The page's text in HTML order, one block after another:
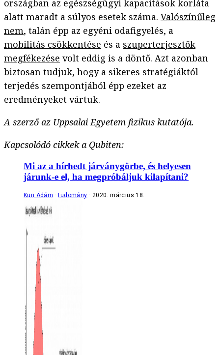
országban az egészségügyi kapacitások korláta
alatt maradt a súlyos esetek száma. Valószínűleg
nem, talán épp az egyéni odafigyelés, a
mobilitás csökkentése és a szuperterjesztők
megfékezése volt eddig is a döntő. Azt azonban
biztosan tudjuk, hogy a sikeres stratégiáktól
terjedés szempontjából épp ezeket az
eredményeket vártuk.
A szerző az Uppsalai Egyetem fizikus kutatója.
Kapcsolódó cikkek a Qubiten:
Mi az a hírhedt járványgörbe, és helyesen
járunk-e el, ha megpróbáljuk kilapítani?
Kun Ádám tudomány 2020. március 18.